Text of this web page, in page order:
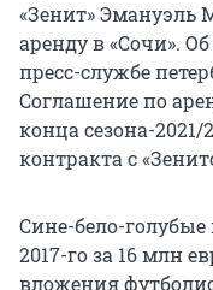
«Зенит» Эмануэль
аренду в «Сочи».
пресс-службе
Соглашение по
конца сезона-
контракта с
Сине-бело-
2017-го за 16 млн
вложения